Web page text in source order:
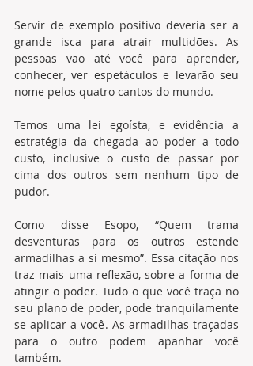
Servir de exemplo positivo deveria ser a
grande isca para atrair multidões. As
pessoas vão até você para aprender,
conhecer, ver espetáculos e levarão seu
nome pelos quatro cantos do mundo.
Temos uma lei egoísta, e evidência a
estratégia da chegada ao poder a todo
custo, inclusive o custo de passar por
cima dos outros sem nenhum tipo de
pudor.
Como disse Esopo, “Quem trama
desventuras para os outros estende
armadilhas a si mesmo”. Essa citação nos
traz mais uma reflexão, sobre a forma de
atingir o poder. Tudo o que você traça no
seu plano de poder, pode tranquilamente
se aplicar a você. As armadilhas traçadas
para o outro podem apanhar você
também.